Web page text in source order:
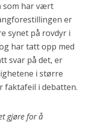
som har vært
er
synet på rovdyr i
har tatt opp med
svar på det, er
i større
faktafeil i debatten.
gjøre for å